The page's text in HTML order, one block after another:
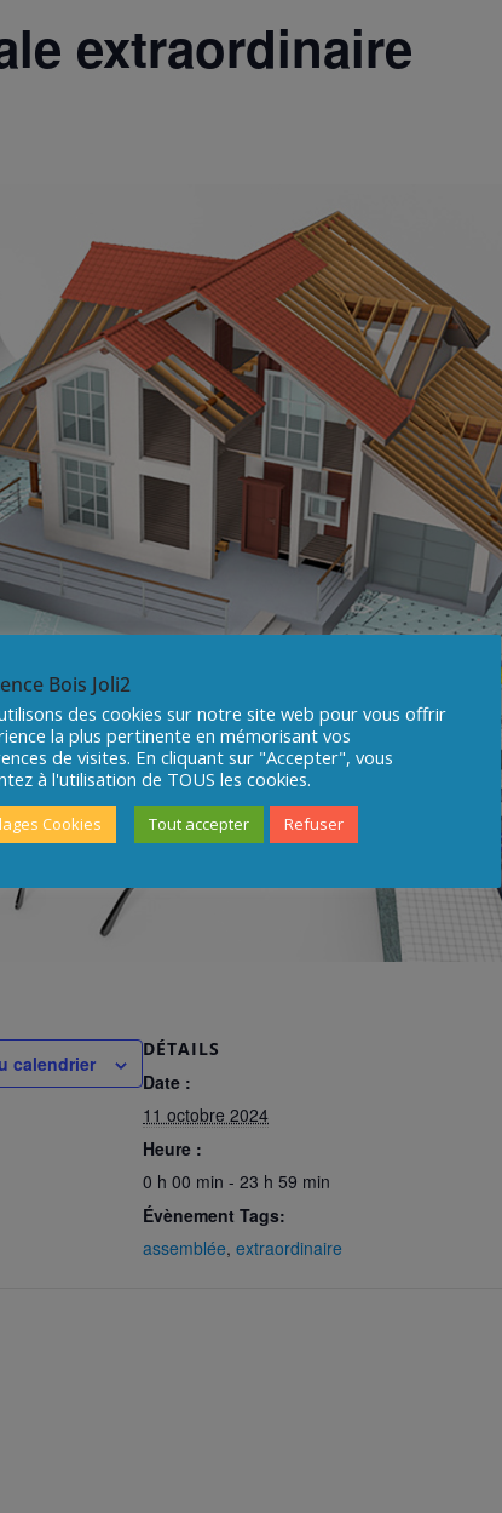
extraordinaire
calendrier
DÉTAILS
Date :
11 octobre 2024
Heure :
0 h 00 min - 23 h 59 min
Évènement Tags:
assemblée, extraordinaire
Bois Joli2
des cookies sur notre site web pour vous offrir
la plus pertinente en mémorisant vos
de visites. En cliquant sur "Accepter", vous
à l'utilisation de TOUS les cookies.
Cookies Tout accepter Refuser